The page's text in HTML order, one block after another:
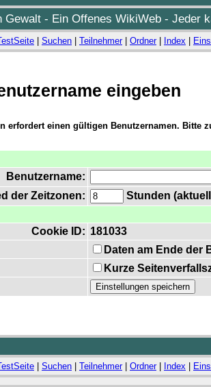
Gewalt - Ein Offenes WikiWeb - Jeder
Suchen Teilnehmer| Ordner| Index
eingeben
erfordert einen gültigen Benutzernamen. Bitte
Benutzername:
der Zeitzonen:
Stunden
Cookie ID: 181033
Daten am Ende der
Kurze
Suchen Teilnehmer| Ordner| Index